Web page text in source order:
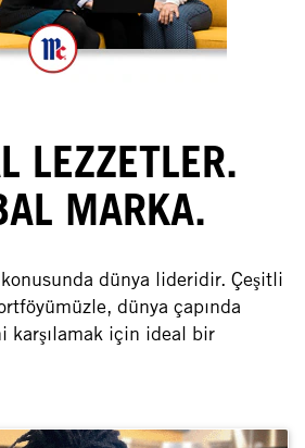
LEZZETLER.
MARKA.
dünya lideridir. Çeşitli
dünya çapında
karşılamak için ideal bir